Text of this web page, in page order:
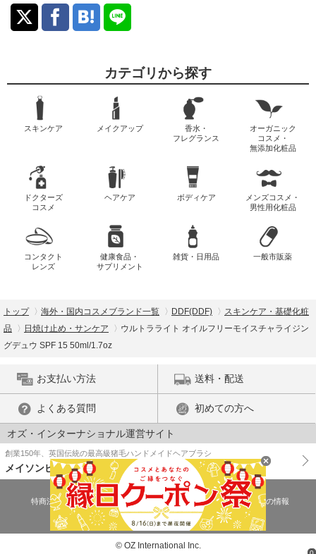
カテゴリから探す
スキンケア メイクアップ
香水・
フレグランス
オーガニック
コスメ・
無添加化粧品
ドクターズ
コスメ
ヘアケア ボディケア
メンズコスメ・
男性用化粧品
コンタクト
レンズ
健康食品・
サプリメント
雑貨・日用品 一般市販薬
トップ 海外・国内コスメブランド一覧 DDF(DDF)
スキンケア・基礎化粧
品
日焼け止め・サンケア
ウルトラライト オイルフリーモイスチャライジン
グデュウ SPF 15 50ml/1.7oz
お支払い方法 送料・配送
よくある質問 初めての方へ
オズ・インターナショナル運営サイト
創業150年、英国伝統の最高級猪毛ハンドメイドヘアブラシ
メイソンピアソン
特商法に基づく表示 プライバシーポリシー
医薬品販売許可証の情報
ご利用規約
PC版で表示
© OZ International Inc.